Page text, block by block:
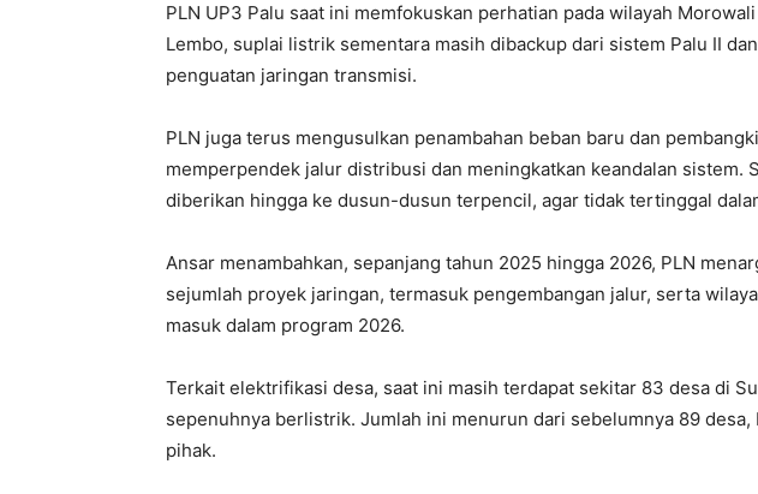
PLN UP3 Palu saat ini memfokuskan perhatian pada wilayah
Lembo, suplai listrik sementara masih dibackup dari sistem Palu II
penguatan jaringan transmisi.
PLN juga terus mengusulkan penambahan beban baru dan
memperpendek jalur distribusi dan meningkatkan keandalan sistem.
diberikan hingga ke dusun-dusun terpencil, agar tidak tertinggal
Ansar menambahkan, sepanjang tahun 2025 hingga 2026, PLN
sejumlah proyek jaringan, termasuk pengembangan jalur, serta
masuk dalam program 2026.
Terkait elektrifikasi desa, saat ini masih terdapat sekitar 83 desa di
sepenuhnya berlistrik. Jumlah ini menurun dari sebelumnya 89
pihak.